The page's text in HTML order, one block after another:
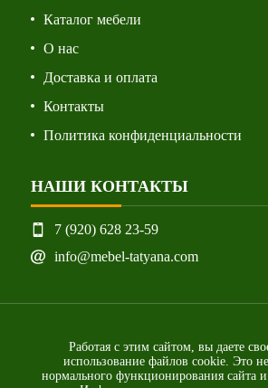
Каталог мебели
О нас
Доставка и оплата
Контакты
Политика конфиденциальности
НАШИ КОНТАКТЫ
7 (920) 628 23-59
info@mebel-tatyana.com
Работая с этим сайтом, вы даете
использование файлов cookie. Это
нормального функционирования сайта